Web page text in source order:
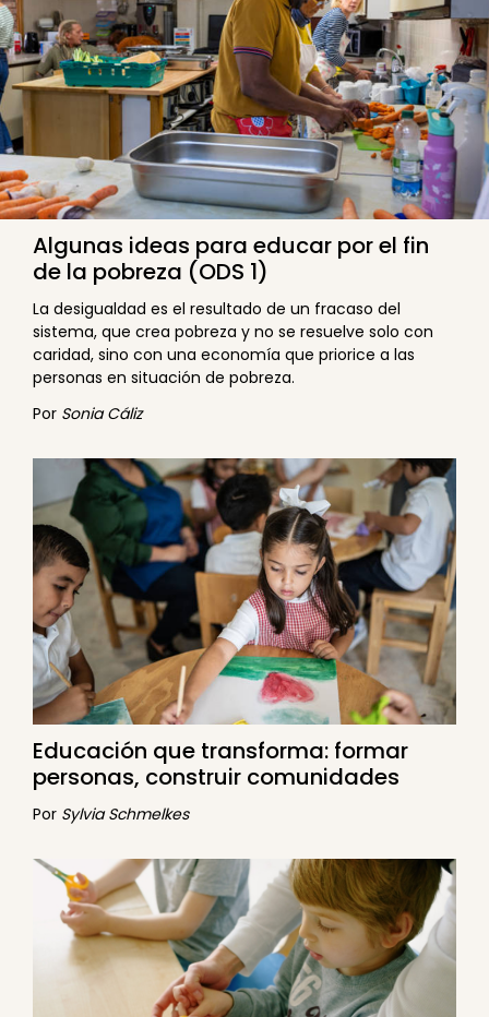
Algunas ideas para educar por el fin
de la pobreza (ODS 1)
La desigualdad es el resultado de un fracaso del
sistema, que crea pobreza y no se resuelve solo con
caridad, sino con una economía que priorice a las
personas en situación de pobreza.
Por Sonia Cáliz
Educación que transforma: formar
personas, construir comunidades
Por Sylvia Schmelkes